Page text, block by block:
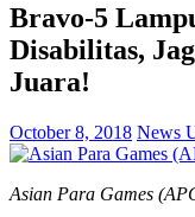
Bravo-5
Disabilitas,
Juara!
October 8, 2018 News
Asian Para Games